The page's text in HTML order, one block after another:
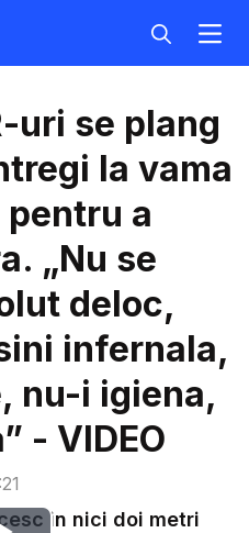
uri se plang
la vama
pentru a
„Nu se
deloc,
infernala,
nu-i igiena,
- VIDEO
in nici doi metri